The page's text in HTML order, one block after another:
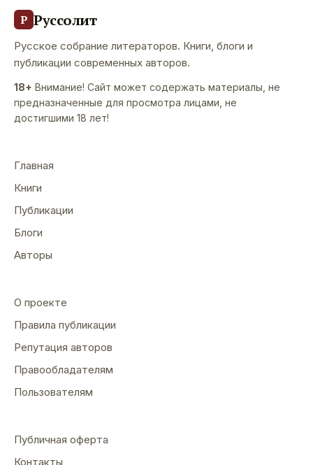
Р Руссолит
Русское собрание литераторов. Книги, блоги и
публикации современных авторов.
18+ Внимание! Сайт может содержать материалы, не
предназначенные для просмотра лицами, не
достигшими 18 лет!
Главная
Книги
Публикации
Блоги
Авторы
О проекте
Правила публикации
Репутация авторов
Правообладателям
Пользователям
Публичная оферта
Контакты